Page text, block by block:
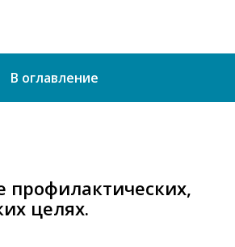
В оглавление
профилактических,
целях.